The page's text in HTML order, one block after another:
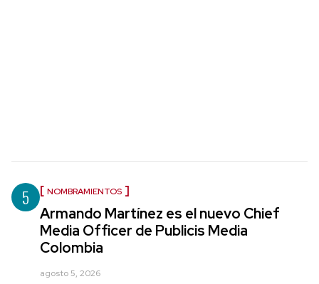
5 NOMBRAMIENTOS
Armando Martínez es el nuevo Chief
Media Officer de Publicis Media
Colombia
agosto 5, 2026